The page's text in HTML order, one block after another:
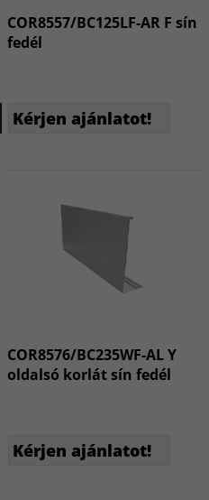
COR8557/BC125LF-AR F sín
fedél
Kérjen ajánlatot!
COR8576/BC235WF-AL Y
oldalsó korlát sín fedél
Kérjen ajánlatot!